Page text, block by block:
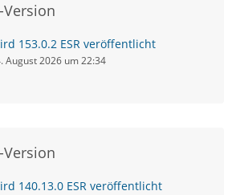
Version
153.0.2 ESR veröffentlicht
August 2026 um 22:34
Version
140.13.0 ESR veröffentlicht